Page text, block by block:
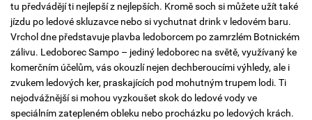
tu předvádějí ti nejlepší z nejlepších. Kromě soch si můžete užít také
jízdu po ledové skluzavce nebo si vychutnat drink v ledovém baru.
Vrchol dne představuje plavba ledoborcem po zamrzlém Botnickém
zálivu. Ledoborec Sampo – jediný ledoborec na světě, využívaný ke
komerčním účelům, vás okouzlí nejen dechberoucími výhledy, ale i
zvukem ledových ker, praskajících pod mohutným trupem lodi. Ti
nejodvážnější si mohou vyzkoušet skok do ledové vody ve
speciálním zatepleném obleku nebo procházku po ledových krách.